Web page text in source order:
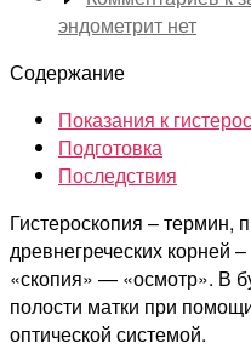
эндометрит нет
Содержание
Показания к
Подготовка
Последствия
Гистероскопия – термин,
древнегреческих корней
«скопия» — «осмотр». В
полости матки при
оптической системой.